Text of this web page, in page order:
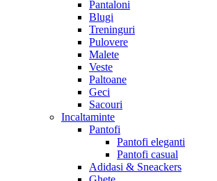
Pantaloni
Blugi
Treninguri
Pulovere
Malete
Veste
Paltoane
Geci
Sacouri
Incaltaminte
Pantofi
Pantofi eleganti
Pantofi casual
Adidasi & Sneackers